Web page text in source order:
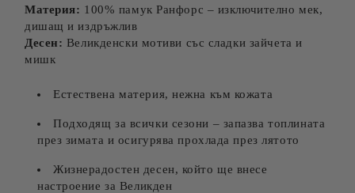
Материя: 100% памук Ранфорс – изключително мек,
дишащ и издръжлив
Десен: Великденски мотиви със сладки зайчета и
мишк
Естествена материя, нежна към кожата
Подходящ за всички сезони – запазва топлината
през зимата и осигурява прохлада през лятото
Жизнерадостен десен, който ще внесе
настроение за Великден